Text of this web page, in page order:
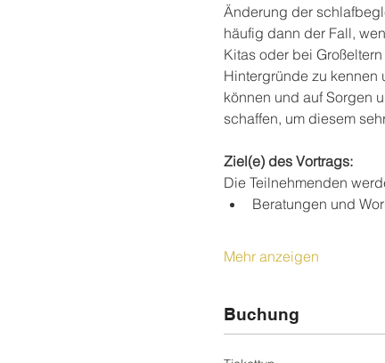
Änderung der
häufig dann der Fall,
Kitas oder bei
Hintergründe zu kennen
können und auf Sorgen
schaffen, um diesem
Ziel(e) des Vortrags:
Die Teilnehmenden
Beratungen und
Mehr anzeigen
Buchung